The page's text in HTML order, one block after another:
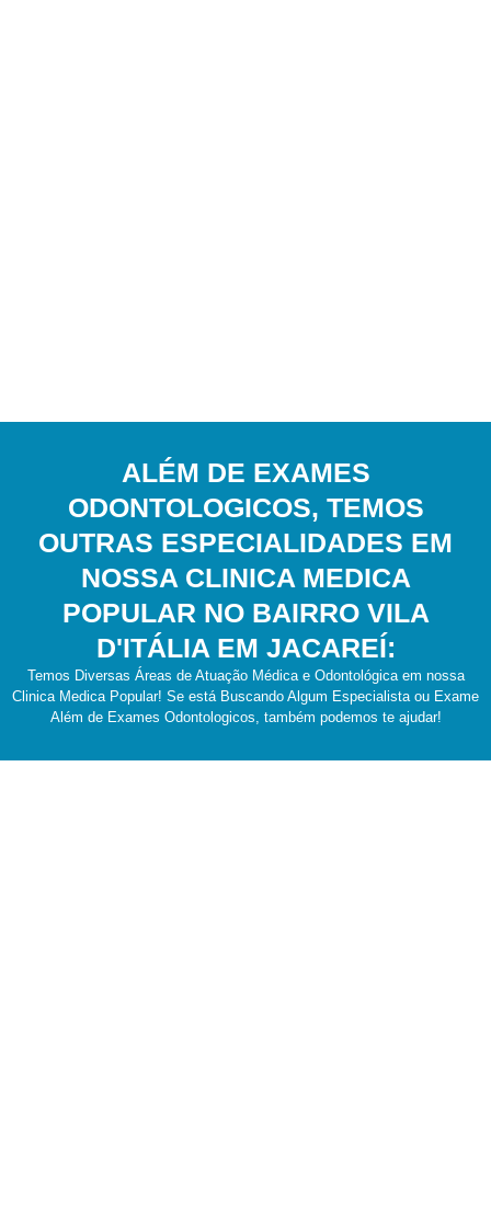
ALÉM DE EXAMES
ODONTOLOGICOS, TEMOS
OUTRAS ESPECIALIDADES EM
NOSSA CLINICA MEDICA
POPULAR NO BAIRRO VILA
D'ITÁLIA EM JACAREÍ:
Temos Diversas Áreas de Atuação Médica e Odontológica em nossa
Clinica Medica Popular! Se está Buscando Algum Especialista ou Exame
Além de Exames Odontologicos, também podemos te ajudar!